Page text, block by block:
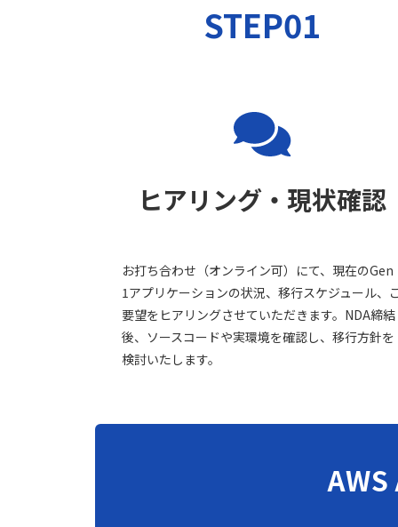
STEP01
ヒアリング・現状確認
お打ち合わせ（オンライン可）にて、現在のGen
1アプリケーションの状況、移行スケジュール、
要望をヒアリングさせていただきます。NDA締結
後、ソースコードや実環境を確認し、移行方針を
検討いたします。